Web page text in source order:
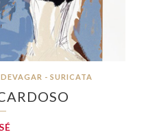
- SURICATA